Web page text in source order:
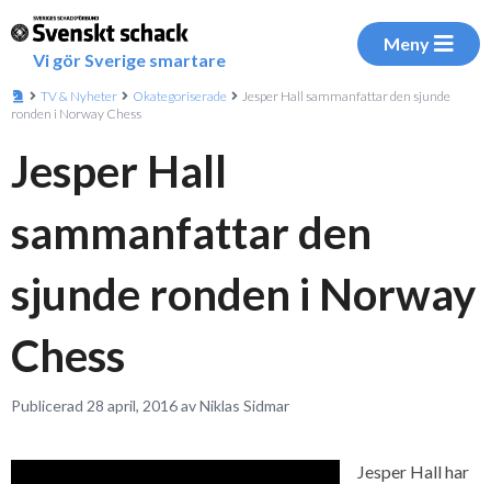
Vi gör Sverige smartare
Meny
TV & Nyheter Okategoriserade
Jesper Hall sammanfattar den sjunde
ronden i Norway Chess
Jesper Hall
sammanfattar den
sjunde ronden i Norway
Chess
Publicerad 28 april, 2016 av Niklas Sidmar
Jesper Hall har